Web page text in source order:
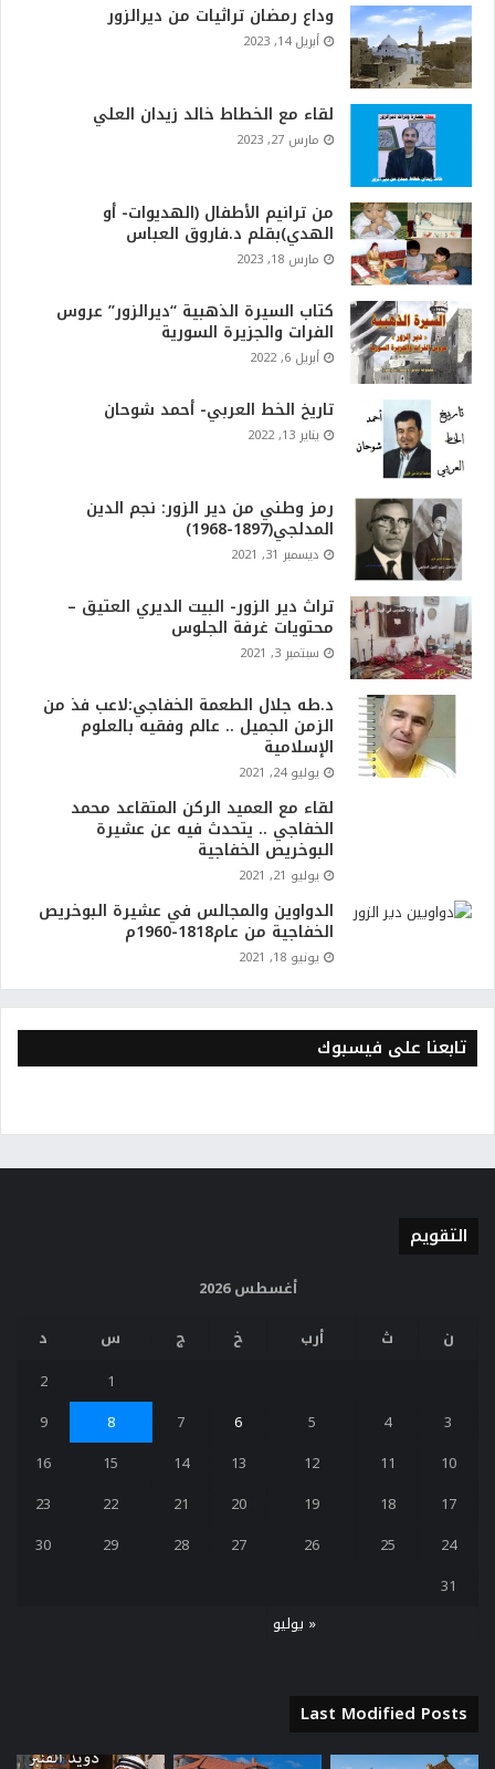
وداع رمضان تراثيات من ديرالزور
أبريل 14, 2023
لقاء مع الخطاط خالد زيدان العلي
مارس 27, 2023
من ترانيم الأطفال (الهديوات- أو
الهدي)بقلم د.فاروق العباس
مارس 18, 2023
كتاب السيرة الذهبية “ديرالزور” عروس
الفرات والجزيرة السورية
أبريل 6, 2022
تاريخ الخط العربي- أحمد شوحان
يناير 13, 2022
رمز وطني من دير الزور: نجم الدين
المدلجي(1897-1968)
ديسمبر 31, 2021
تراث دير الزور- البيت الديري العتيق –
محتويات غرفة الجلوس
سبتمبر 3, 2021
د.طه جلال الطعمة الخفاجي:لاعب فذ من
الزمن الجميل .. عالم وفقيه بالعلوم
الإسلامية
يوليو 24, 2021
لقاء مع العميد الركن المتقاعد محمد
الخفاجي .. يتحدث فيه عن عشيرة
البوخريص الخفاجية
يوليو 21, 2021
الدواوين والمجالس في عشيرة البوخريص
الخفاجية من عام1818-1960م
يونيو 18, 2021
تابعنا على فيسبوك
التقويم
أغسطس 2026
ن
ث أرب خ ج س د
« يوليو
1
2
3
4
5
6
7
8
9
10
11
12
13
14
15
16
17
18
19
20
21
22
23
24
25
26
27
28
29
30
31
Last Modified Posts